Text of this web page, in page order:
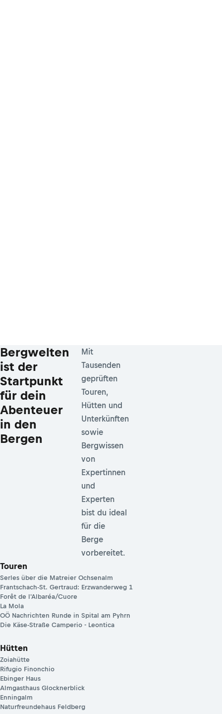
Bergwelten
ist der
Startpunkt
für dein
Abenteuer
in den
Bergen
Mit
Tausenden
geprüften
Touren,
Hütten und
Unterkünften
sowie
Bergwissen
von
Expertinnen
und
Experten
bist du ideal
für die
Berge
vorbereitet.
Touren
Serles über die Matreier Ochsenalm
Frantschach-St. Gertraud: Erzwanderweg 1
Forêt de l'Albaréa/Cuore
La Mola
OÖ Nachrichten Runde in Spital am Pyhrn
Die Käse-Straße Camperio - Leontica
Hütten
Zoiahütte
Rifugio Finonchio
Ebinger Haus
Almgasthaus Glocknerblick
Enningalm
Naturfreundehaus Feldberg